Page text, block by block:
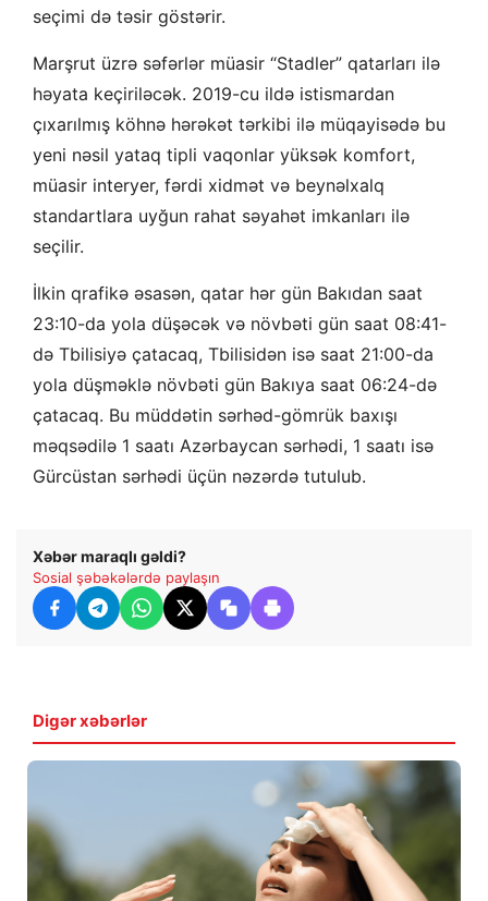
seçimi də təsir göstərir.
Marşrut üzrə səfərlər müasir “Stadler” qatarları ilə
həyata keçiriləcək. 2019-cu ildə istismardan
çıxarılmış köhnə hərəkət tərkibi ilə müqayisədə bu
yeni nəsil yataq tipli vaqonlar yüksək komfort,
müasir interyer, fərdi xidmət və beynəlxalq
standartlara uyğun rahat səyahət imkanları ilə
seçilir.
İlkin qrafikə əsasən, qatar hər gün Bakıdan saat
23:10-da yola düşəcək və növbəti gün saat 08:41-
də Tbilisiyə çatacaq, Tbilisidən isə saat 21:00-da
yola düşməklə növbəti gün Bakıya saat 06:24-də
çatacaq. Bu müddətin sərhəd-gömrük baxışı
məqsədilə 1 saatı Azərbaycan sərhədi, 1 saatı isə
Gürcüstan sərhədi üçün nəzərdə tutulub.
Xəbər maraqlı gəldi?
Sosial şəbəkələrdə paylaşın
Digər xəbərlər